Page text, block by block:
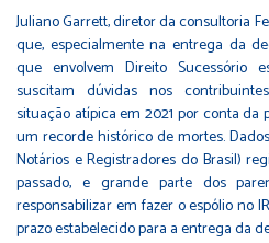
Juliano Garrett, diretor da consultoria
que, especialmente na entrega da
que envolvem Direito Sucessório
suscitam dúvidas nos
situação atípica em 2021 por conta da
um recorde histórico de mortes.
Notários e Registradores do Brasil)
passado, e grande parte dos
responsabilizar em fazer o espólio no
prazo estabelecido para a entrega da